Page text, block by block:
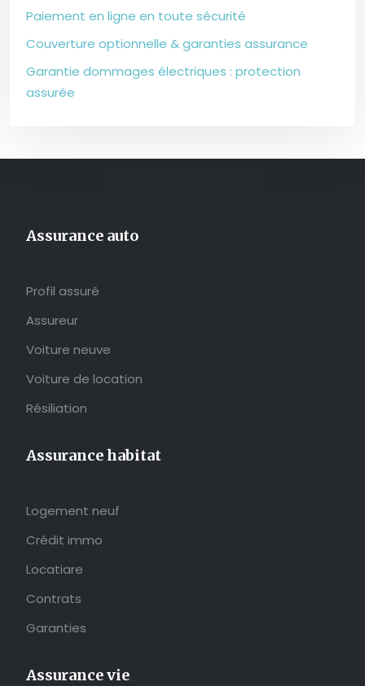
Paiement en ligne en toute sécurité
Couverture optionnelle & garanties assurance
Garantie dommages électriques : protection
assurée
Assurance auto
Profil assuré
Assureur
Voiture neuve
Voiture de location
Résiliation
Assurance habitat
Logement neuf
Crédit immo
Locatiare
Contrats
Garanties
Assurance vie